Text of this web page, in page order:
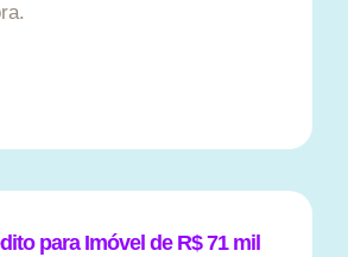
para Imóvel de R$ 71 mil